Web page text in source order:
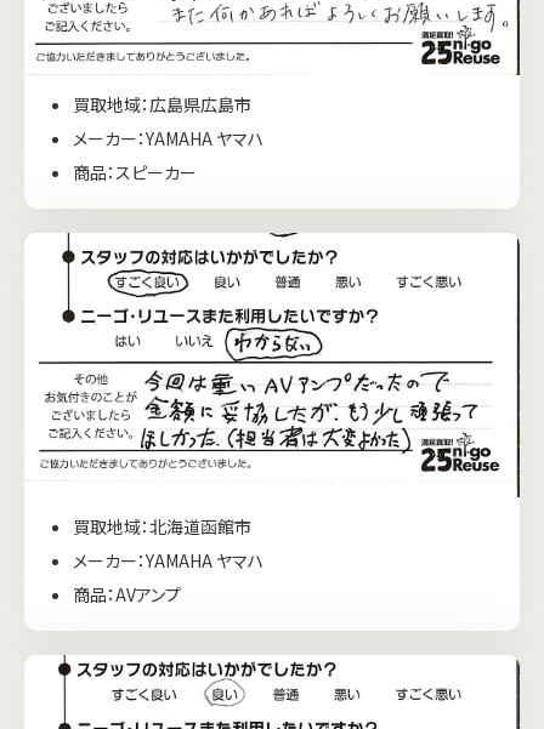
買取地域：広島県広島市
メーカー：YAMAHA ヤマハ
商品：スピーカー
買取地域：北海道函館市
メーカー：YAMAHA ヤマハ
商品：AVアンプ